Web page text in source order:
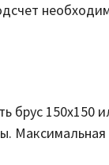
брус 150х150
Максимальная